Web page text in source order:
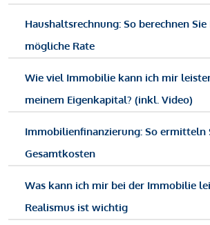
Haushaltsrechnung: So berechnen Sie
mögliche Rate
Wie viel Immobilie kann ich mir
meinem Eigenkapital? (inkl. Video)
Immobilienfinanzierung: So ermitteln
Gesamtkosten
Was kann ich mir bei der Immobilie
Realismus ist wichtig